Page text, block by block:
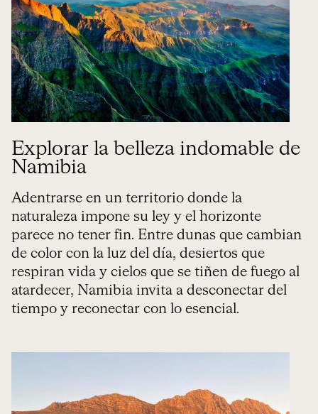
Explorar la belleza indomable de
Namibia
Adentrarse en un territorio donde la
naturaleza impone su ley y el horizonte
parece no tener fin. Entre dunas que cambian
de color con la luz del día, desiertos que
respiran vida y cielos que se tiñen de fuego al
atardecer, Namibia invita a desconectar del
tiempo y reconectar con lo esencial.